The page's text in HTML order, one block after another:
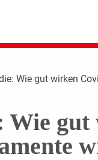
Wie gut wirken
Wie